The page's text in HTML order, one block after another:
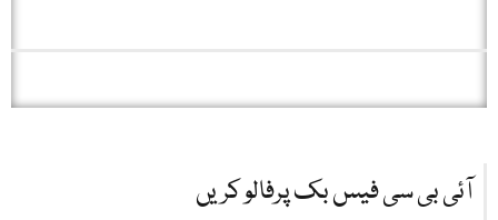
آئی بی سی فیس بک پرفالو کریں